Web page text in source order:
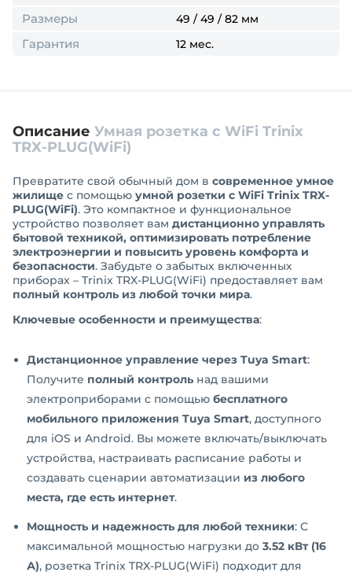
Размеры 49 / 49 / 82 мм
Гарантия 12 мес.
Описание Умная розетка с WiFi Trinix
TRX-PLUG(WiFi)
Превратите свой обычный дом в современное умное
жилище с помощью умной розетки с WiFi Trinix TRX-
PLUG(WiFi). Это компактное и функциональное
устройство позволяет вам дистанционно управлять
бытовой техникой, оптимизировать потребление
электроэнергии и повысить уровень комфорта и
безопасности. Забудьте о забытых включенных
приборах – Trinix TRX-PLUG(WiFi) предоставляет вам
полный контроль из любой точки мира.
Ключевые особенности и преимущества:
Дистанционное управление через Tuya Smart:
Получите полный контроль над вашими
электроприборами с помощью бесплатного
мобильного приложения Tuya Smart, доступного
для iOS и Android. Вы можете включать/выключать
устройства, настраивать расписание работы и
создавать сценарии автоматизации из любого
места, где есть интернет.
Мощность и надежность для любой техники: С
максимальной мощностью нагрузки до 3.52 кВт (16
А), розетка Trinix TRX-PLUG(WiFi) подходит для